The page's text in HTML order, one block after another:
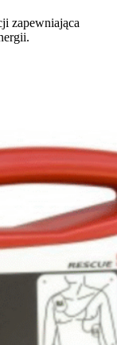
zapewniająca